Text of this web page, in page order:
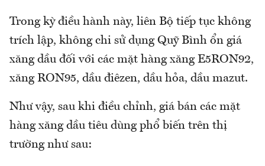
Trong kỳ điều hành này, liên Bộ tiếp tục không
trích lập, không chi sử dụng Quỹ Bình ổn giá
xăng dầu đối với các mặt hàng xăng E5RON92,
xăng RON95, dầu điêzen, dầu hỏa, dầu mazut.
Như vậy, sau khi điều chỉnh, giá bán các mặt
hàng xăng dầu tiêu dùng phổ biến trên thị
trường như sau: